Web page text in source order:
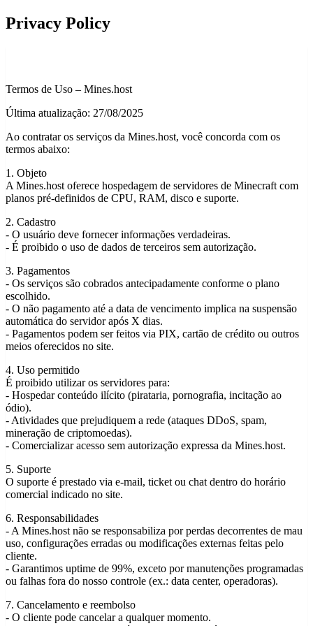
Privacy Policy
Termos de Uso – Mines.host
Última atualização: 27/08/2025
Ao contratar os serviços da Mines.host, você concorda com os
termos abaixo:
1. Objeto
A Mines.host oferece hospedagem de servidores de Minecraft com
planos pré-definidos de CPU, RAM, disco e suporte.
2. Cadastro
- O usuário deve fornecer informações verdadeiras.
- É proibido o uso de dados de terceiros sem autorização.
3. Pagamentos
- Os serviços são cobrados antecipadamente conforme o plano
escolhido.
- O não pagamento até a data de vencimento implica na suspensão
automática do servidor após X dias.
- Pagamentos podem ser feitos via PIX, cartão de crédito ou outros
meios oferecidos no site.
4. Uso permitido
É proibido utilizar os servidores para:
- Hospedar conteúdo ilícito (pirataria, pornografia, incitação ao
ódio).
- Atividades que prejudiquem a rede (ataques DDoS, spam,
mineração de criptomoedas).
- Comercializar acesso sem autorização expressa da Mines.host.
5. Suporte
O suporte é prestado via e-mail, ticket ou chat dentro do horário
comercial indicado no site.
6. Responsabilidades
- A Mines.host não se responsabiliza por perdas decorrentes de mau
uso, configurações erradas ou modificações externas feitas pelo
cliente.
- Garantimos uptime de 99%, exceto por manutenções programadas
ou falhas fora do nosso controle (ex.: data center, operadoras).
7. Cancelamento e reembolso
- O cliente pode cancelar a qualquer momento.